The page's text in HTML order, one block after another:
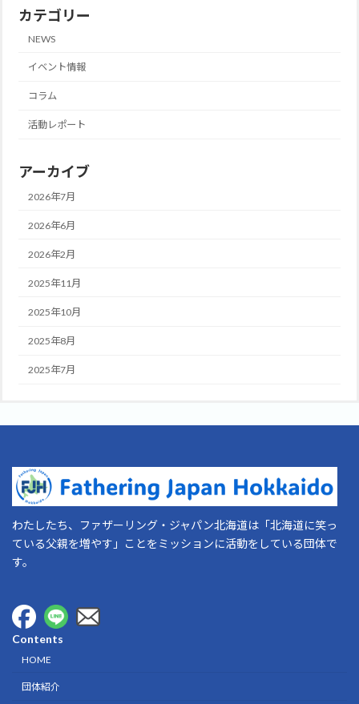
カテゴリー
NEWS
イベント情報
コラム
活動レポート
アーカイブ
2026年7月
2026年6月
2026年2月
2025年11月
2025年10月
2025年8月
2025年7月
わたしたち、ファザーリング・ジャパン北海道は「北海道に笑っ
ている父親を増やす」ことをミッションに活動をしている団体で
す。
Contents
HOME
団体紹介